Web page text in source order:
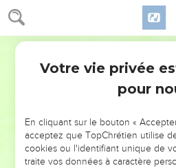
Esther 6
illustres princes du roi, mettre
roi veut honorer, le conduire,
place de la ville et crier devant lui
pour l'homme que le roi veut
Le roi dit à Haman : « Dépêche-
Mardochée qui est assis à la porte
de tout ce que tu as mentionné ! »
Haman prit donc le vêtement et
Votre vie privée
pour
En cliquant sur le bouton «
acceptez que TopChrétien utilise
cookies ou l'identifiant unique de
traite vos données à caractère